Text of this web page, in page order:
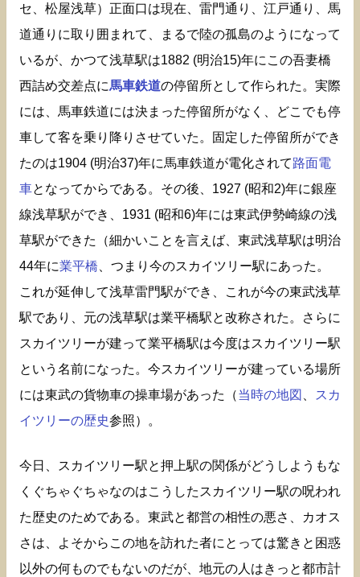
セ、松屋浅草）正面口は現在、雷門通り、江戸通り、馬
道通りに取り囲まれて、まるで陸の孤島のようになって
いるが、かつて浅草駅は1882 (明治15)年にこの吾妻橋
西詰め交差点に馬車鉄道の停留所として作られた。実際
には、馬車鉄道には決まった停留所がなく、どこでも停
車して客を乗り降りさせていた。固定した停留所ができ
たのは1904 (明治37)年に馬車鉄道が電化されて路面電
車となってからである。その後、1927 (昭和2)年に銀座
線浅草駅ができ、1931 (昭和6)年には東武伊勢崎線の浅
草駅ができた（細かいことを言えば、東武浅草駅は明治
44年に業平橋 、つまり今のスカイツリー駅にあった。
これが延伸して浅草雷門駅ができ、これが今の東武浅草
駅であり、元の浅草駅は業平橋駅と改称された。さらに
スカイツリーが建って業平橋駅は今度はスカイツリー駅
という名前になった。今スカイツリーが建っている場所
には東武の貨物車の操車場があった（当時の地図
スカ
イツリーの歴史参照）。
今日、スカイツリー駅と押上駅の関係がどうしようもな
くぐちゃぐちゃなのはこうしたスカイツリー駅の呪われ
た歴史のためである。東武と都営の相性の悪さ、カオス
さは、よそからこの地を訪れた者にとっては驚きと困惑
以外の何ものでもないのだが、地元の人はきっと都市計